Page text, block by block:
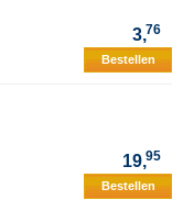
3,76
Bestellen
19,95
Bestellen